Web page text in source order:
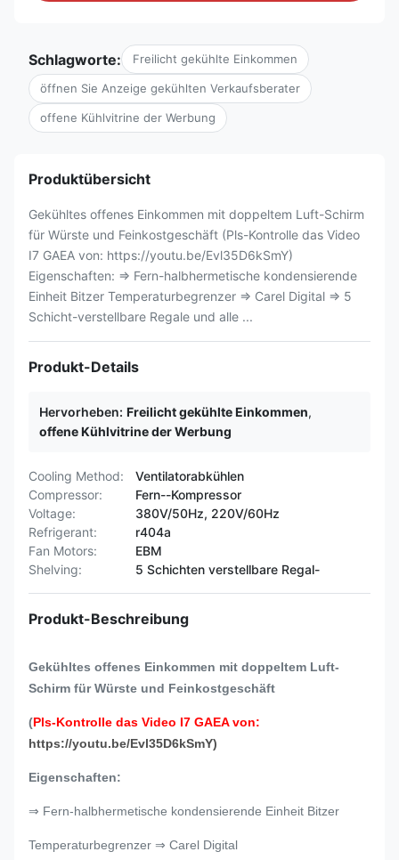
Schlagworte: Freilicht gekühlte Einkommen
öffnen Sie Anzeige gekühlten Verkaufsberater
offene Kühlvitrine der Werbung
Produktübersicht
Gekühltes offenes Einkommen mit doppeltem Luft-Schirm
für Würste und Feinkostgeschäft (Pls-Kontrolle das Video
I7 GAEA von: https://youtu.be/Evl35D6kSmY)
Eigenschaften: ⇒ Fern-halbhermetische kondensierende
Einheit Bitzer Temperaturbegrenzer ⇒ Carel Digital ⇒ 5
Schicht-verstellbare Regale und alle ...
Produkt-Details
Hervorheben: Freilicht gekühlte Einkommen,
offene Kühlvitrine der Werbung
Cooling Method:
Ventilatorabkühlen
Compressor:
Fern--Kompressor
Voltage:
380V/50Hz, 220V/60Hz
Refrigerant:
r404a
Fan Motors:
EBM
Shelving:
5 Schichten verstellbare Regal-
Produkt-Beschreibung
Gekühltes offenes Einkommen mit doppeltem Luft-
Schirm für Würste und Feinkostgeschäft
(Pls-Kontrolle das Video I7 GAEA von:
https://youtu.be/Evl35D6kSmY)
Eigenschaften:
⇒ Fern-halbhermetische kondensierende Einheit Bitzer
Temperaturbegrenzer ⇒ Carel Digital